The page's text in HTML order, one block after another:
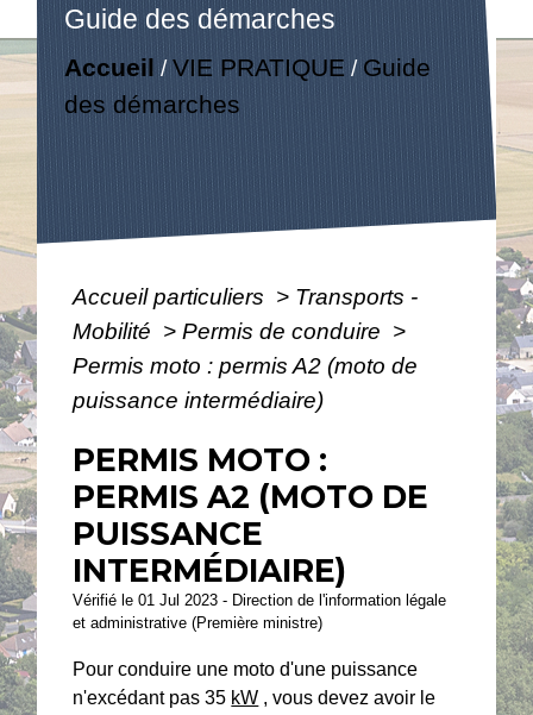
Guide des démarches
Accueil /VIE PRATIQUE / Guide
des démarches
Accueil particuliers > Transports -
Mobilité > Permis de conduire >
Permis moto : permis A2 (moto de
puissance intermédiaire)
PERMIS MOTO :
PERMIS A2 (MOTO DE
PUISSANCE
INTERMÉDIAIRE)
Vérifié le 01 Jul 2023 - Direction de l'information légale
et administrative (Première ministre)
Pour conduire une moto d'une puissance
n'excédant pas 35 kW , vous devez avoir le